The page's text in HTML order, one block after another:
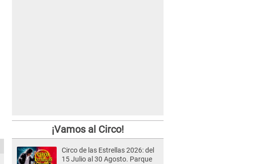
¡Vamos al Circo!
Circo de las Estrellas 2026: del
15 Julio al 30 Agosto. Parque